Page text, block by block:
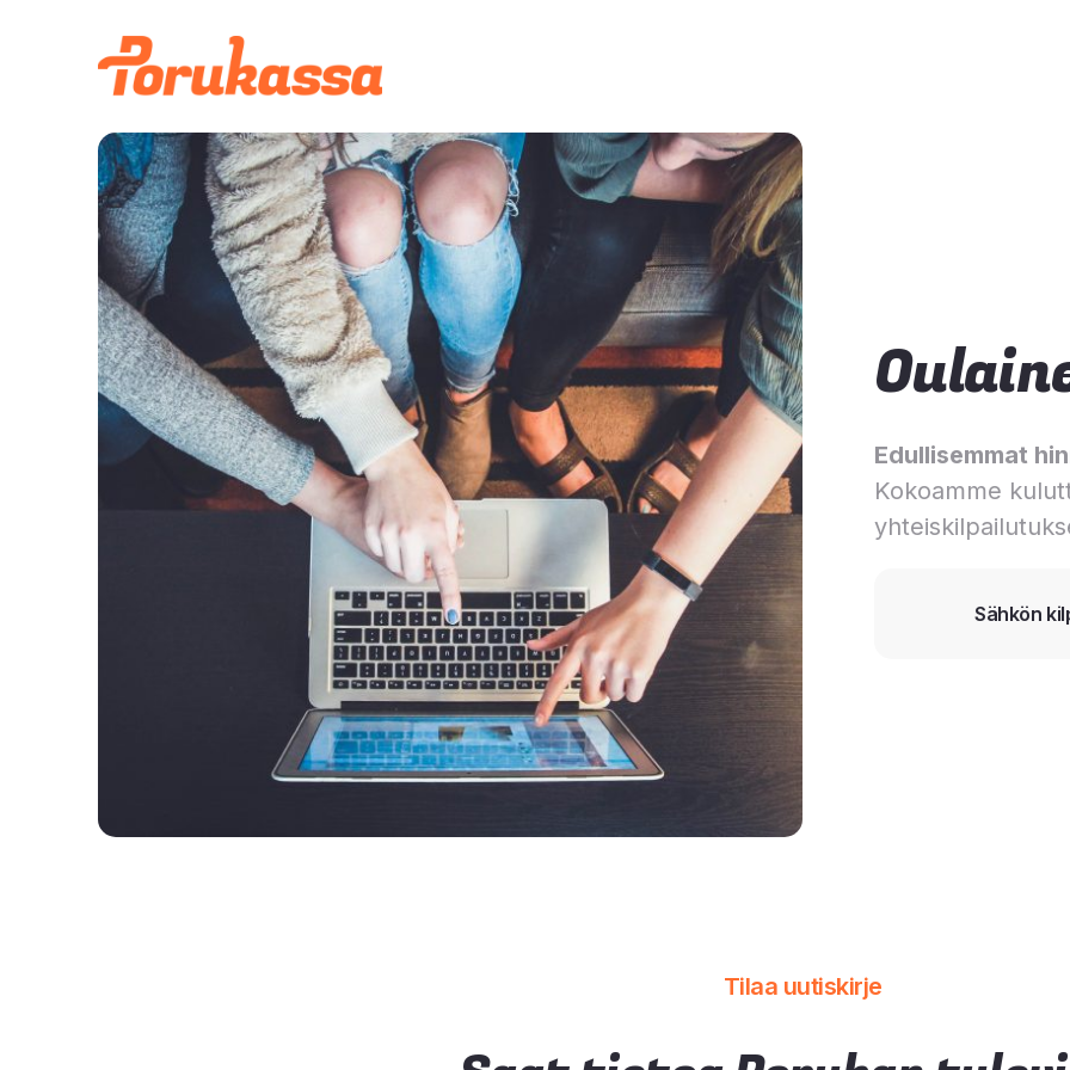
Edullisemmat
Kokoamme
Sähkön
Tilaa uutiskirje